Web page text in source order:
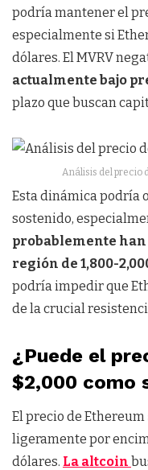
podría mantener el
especialmente si
dólares. El MVRV
actualmente bajo
plazo que buscan
Análisis del precio
Esta dinámica podría
sostenido,
probablemente
región de 1,800-
podría impedir que
de la crucial
¿Puede el
$2,000 como
El precio de Ethereum
ligeramente por
dólares. La altcoin